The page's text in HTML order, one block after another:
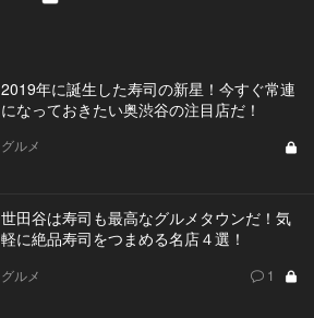
2019年に誕生した寿司の新星！今すぐ常連
になっておきたい奥渋谷の注目店だ！
グルメ
世田谷は寿司も最高なグルメタウンだ！気
軽に絶品寿司をつまめる名店４選！
グルメ 1